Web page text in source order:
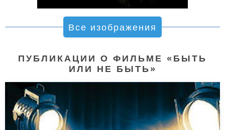
Все изображения
ПУБЛИКАЦИИ О ФИЛЬМЕ «БЫТЬ
ИЛИ НЕ БЫТЬ»